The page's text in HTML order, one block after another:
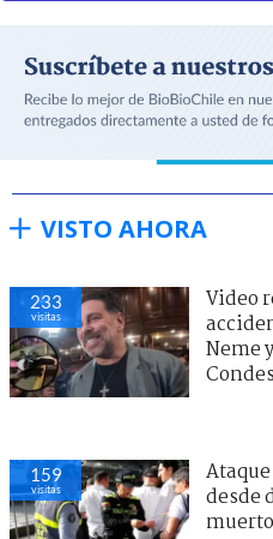
VISTO AHORA
233
visitas
Video
Neme
Condes
159
visitas
desde